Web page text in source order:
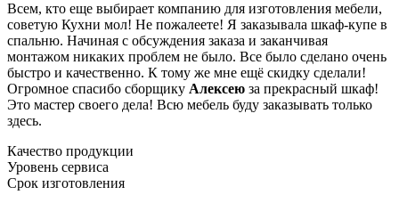
Всем, кто еще выбирает компанию для изготовления мебели,
советую Кухни мол! Не пожалеете! Я заказывала шкаф-купе в
спальню. Начиная с обсуждения заказа и заканчивая
монтажом никаких проблем не было. Все было сделано очень
быстро и качественно. К тому же мне ещё скидку сделали!
Огромное спасибо сборщику Алексею за прекрасный шкаф!
Это мастер своего дела! Всю мебель буду заказывать только
здесь.
Качество продукции
Уровень сервиса
Срок изготовления